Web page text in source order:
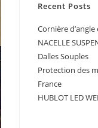
Recent Posts
Cornière
NACELLE
Dalles Souples
Protection des
France
HUBLOT LED